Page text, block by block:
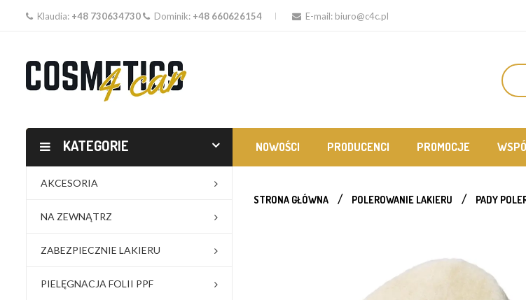
Klaudia: +48 730634730 Dominik: +48 660626154 E-mail: biuro@c4c.pl
KATEGORIE NOWOŚCI PRODUCENCI PROMOCJE
AKCESORIA
NA ZEWNĄTRZ
ZABEZPIECZNIE LAKIERU
PIELĘGNACJA FOLII PPF
STRONA GŁÓWNA POLEROWANIE LAKIERU PADY